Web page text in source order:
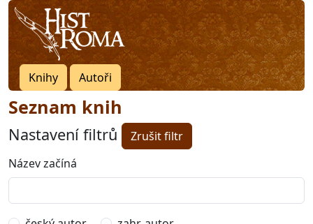
Knihy Autoři
Seznam knih
Nastavení filtrů
Zrušit filtr
Název začíná